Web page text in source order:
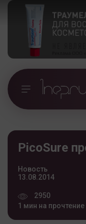
PicoSure
Новость
13.08.2014
2950
1 мин на прочтение